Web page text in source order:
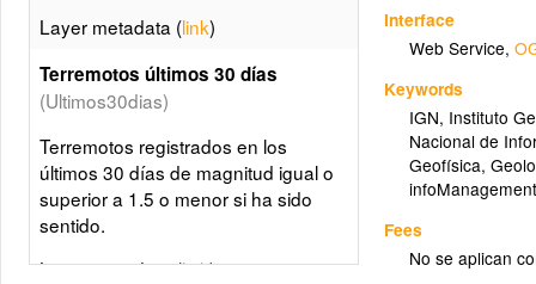
Interface
Web Service,
Keywords
IGN, Instituto
Nacional de
Geofísica,
Fees
No se aplican
Layer metadata (link)
Terremotos últimos 30 días
(Ultimos30dias)
Terremotos registrados en los
últimos 30 días de magnitud igual o
superior a 1.5 o menor si ha sido
sentido.
Layer metadata (link)